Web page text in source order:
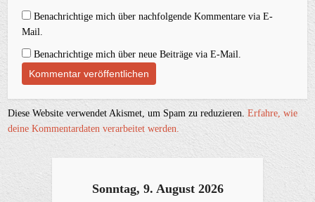
Benachrichtige mich über nachfolgende Kommentare via E-
Mail.
Benachrichtige mich über neue Beiträge via E-Mail.
Diese Website verwendet Akismet, um Spam zu reduzieren.Erfahre, wie
deine Kommentardaten verarbeitet werden.
Sonntag, 9. August 2026